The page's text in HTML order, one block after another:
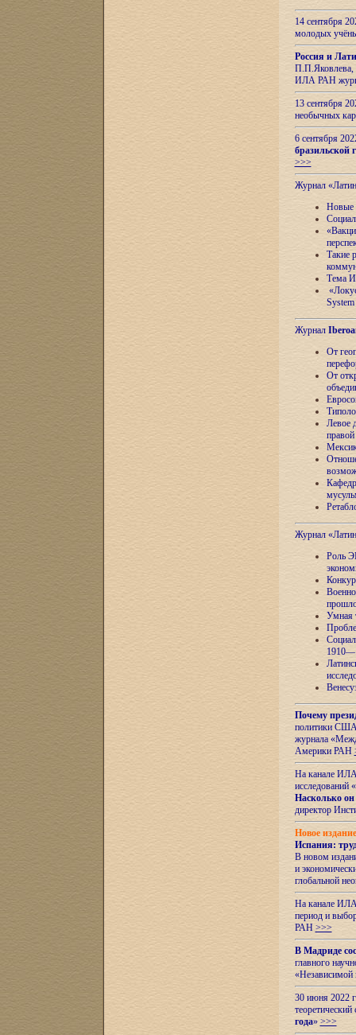
14 сентября
молодых
Россия и
П.П.Яковлева,
ИЛА РАН
13 сентября
необычных
6 сентября
бразильской
>>>
Журнал
Новые
Такие
Тема
Журнал
От
От
Левое
Журнал
Роль
Умная
Почему
политики США
журнала
Америки РАН
На канале ИЛА
исследований «
Насколько он
директор
Новое
Испания:
В новом
и
глобальной
На канале
период и
РАН >>>
В Мадриде
главного
«Независимой
30 июня 2022
года» >>>